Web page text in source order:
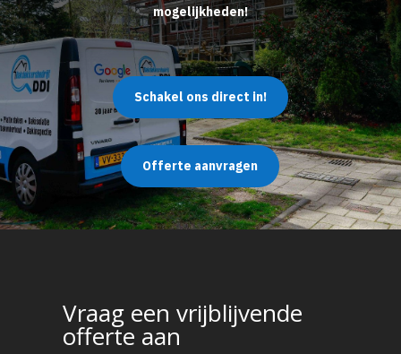
mogelijkheden!
Schakel ons direct in!
Offerte aanvragen
Vraag een vrijblijvende
offerte aan